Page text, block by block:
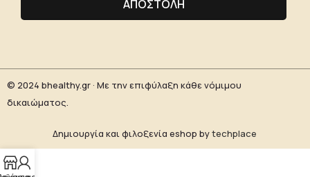
© 2024 bhealthy.gr · Με την επιφύλαξη κάθε νόμιμου
δικαιώματος.
Δημιουργία και φιλοξενία eshop bytechplace